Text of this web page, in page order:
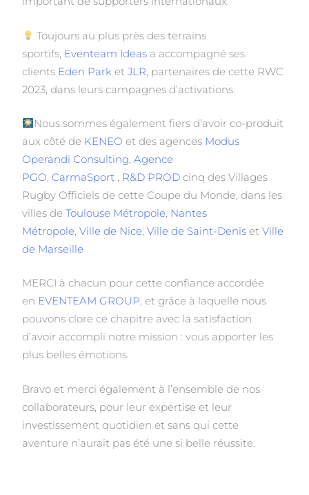
Toujours au plus près des terrains
sportifs, Eventeam Ideas a accompagné ses
clients Eden Park etJLR, partenaires de cette RWC
2023, dans leurs campagnes d’activations.
Nous sommes également fiers d’avoir co-produit
aux côté de KENEO et des agences Modus
Operandi Consulting,Agence
PGO,CarmaSport , R&D PROD cinq des Villages
Rugby Officiels de cette Coupe du Monde, dans les
villes de Toulouse Métropole, Nantes
Métropole,Ville de Nice,Ville de Saint-Denis etVille
de Marseille
MERCI à chacun pour cette confiance accordée
en EVENTEAM GROUP, et grâce à laquelle nous
pouvons clore ce chapitre avec la satisfaction
d’avoir accompli notre mission : vous apporter les
plus belles émotions.
Bravo et merci également à l’ensemble de nos
collaborateurs, pour leur expertise et leur
investissement quotidien et sans qui cette
aventure n’aurait pas été une si belle réussite.